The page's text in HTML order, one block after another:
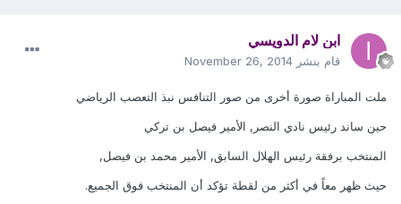
ابن لام الدويسي
قام بنشر November 26, 2014
ملت المباراة صورة أخرى من صور التنافس نبذ التعصب الرياضي
حين ساند رئيس نادي النصر, الأمير فيصل بن تركي
المنتخب برفقة رئيس الهلال السابق, الأمير محمد بن فيصل,
حيث ظهر معاً في أكثر من لقطة تؤكد أن المنتخب فوق الجميع.